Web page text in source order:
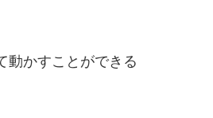
動かすことができる